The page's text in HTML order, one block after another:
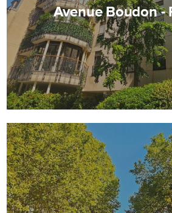
Avenue Boudon -